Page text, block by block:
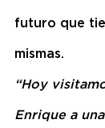
futuro que
mismas.
“Hoy
Enrique a